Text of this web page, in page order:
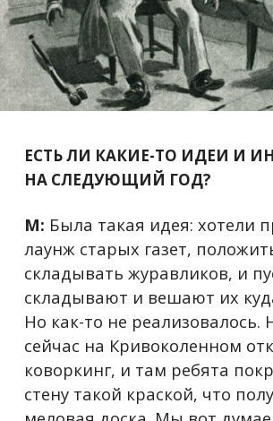
ЕСТЬ ЛИ КАКИЕ-ТО ИДЕИ И
НА СЛЕДУЮЩИЙ ГОД?
М: Была такая идея: хотели
лаунж старых газет,
складывать журавликов, и
складывают и вешают их
Но как-то не реализовалось.
сейчас на Кривоколенном
коворкинг, и там ребята
стену такой краской, что